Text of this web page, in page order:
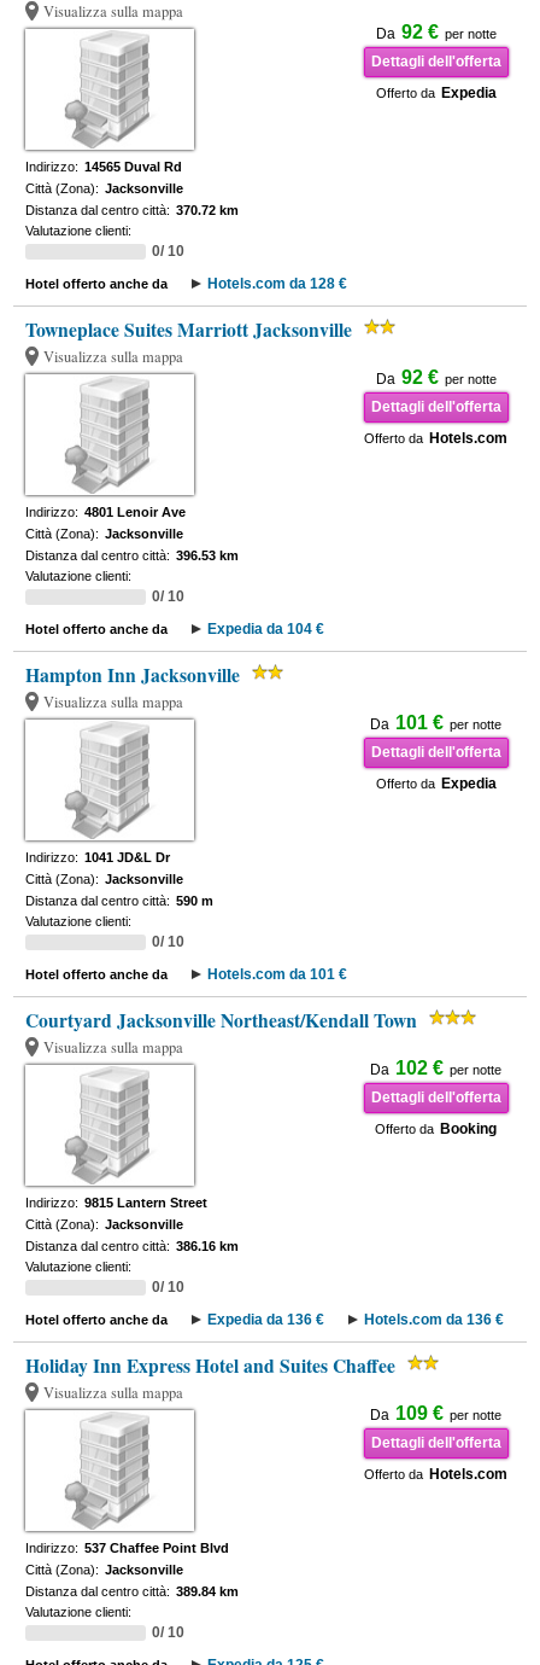
Visualizza sulla mappa
Da 92 € per notte
Dettagli dell'offerta
Offerto da Expedia
Indirizzo: 14565 Duval Rd
Città (Zona): Jacksonville
Distanza dal centro città: 370.72 km
Valutazione clienti:
0/ 10
Hotel offerto anche da Hotels.com da 128 €
Towneplace Suites Marriott Jacksonville
Visualizza sulla mappa
Da 92 € per notte
Dettagli dell'offerta
Offerto da Hotels.com
Indirizzo: 4801 Lenoir Ave
Città (Zona): Jacksonville
Distanza dal centro città: 396.53 km
Valutazione clienti:
0/ 10
Hotel offerto anche da Expedia da 104 €
Hampton Inn Jacksonville
Visualizza sulla mappa
Da 101 € per notte
Dettagli dell'offerta
Offerto da Expedia
Indirizzo: 1041 JD&L Dr
Città (Zona): Jacksonville
Distanza dal centro città: 590 m
Valutazione clienti:
0/ 10
Hotel offerto anche da Hotels.com da 101 €
Courtyard Jacksonville Northeast/Kendall Town
Visualizza sulla mappa
Da 102 € per notte
Dettagli dell'offerta
Offerto da Booking
Indirizzo: 9815 Lantern Street
Città (Zona): Jacksonville
Distanza dal centro città: 386.16 km
Valutazione clienti:
0/ 10
Hotel offerto anche da Expedia da 136 € Hotels.com da 136 €
Holiday Inn Express Hotel and Suites Chaffee
Visualizza sulla mappa
Da 109 € per notte
Dettagli dell'offerta
Offerto da Hotels.com
Indirizzo: 537 Chaffee Point Blvd
Città (Zona): Jacksonville
Distanza dal centro città: 389.84 km
Valutazione clienti:
0/ 10